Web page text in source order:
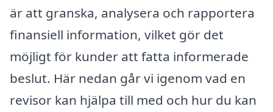
är att granska, analysera och rapportera
finansiell information, vilket gör det
möjligt för kunder att fatta informerade
beslut. Här nedan går vi igenom vad en
revisor kan hjälpa till med och hur du kan